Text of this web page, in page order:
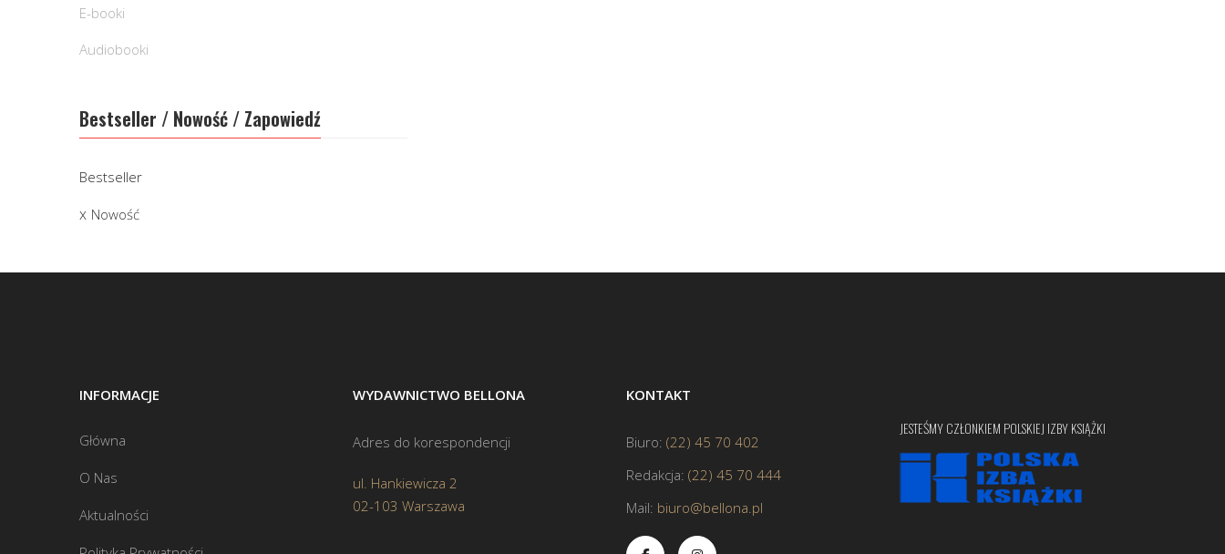
E-booki
Audiobooki
Bestseller / Nowość / Zapowiedź
Bestseller
Nowość
INFORMACJE
Główna
O Nas
Aktualności
WYDAWNICTWO BELLONA
Adres do korespondencji
ul. Hankiewicza 2
02-103 Warszawa
KONTAKT
Biuro: (22) 45 70 402
Redakcja: (22) 45 70 444
Mail: biuro@bellona.pl
JESTEŚMY CZŁONKIEM POLSKIEJ IZBY KSIĄŻKI